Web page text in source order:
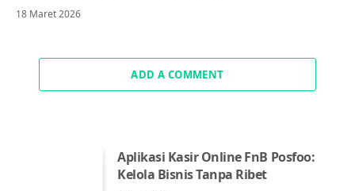
18 Maret 2026
ADD A COMMENT
Aplikasi Kasir Online FnB Posfoo:
Kelola Bisnis Tanpa Ribet